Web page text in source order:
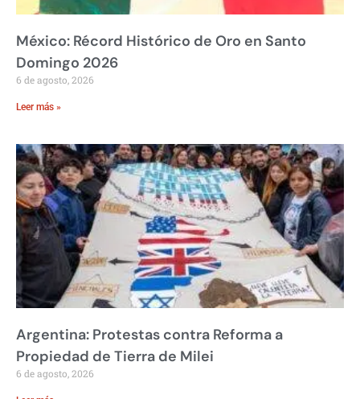
México: Récord Histórico de Oro en Santo
Domingo 2026
6 de agosto, 2026
Leer más »
Argentina: Protestas contra Reforma a
Propiedad de Tierra de Milei
6 de agosto, 2026